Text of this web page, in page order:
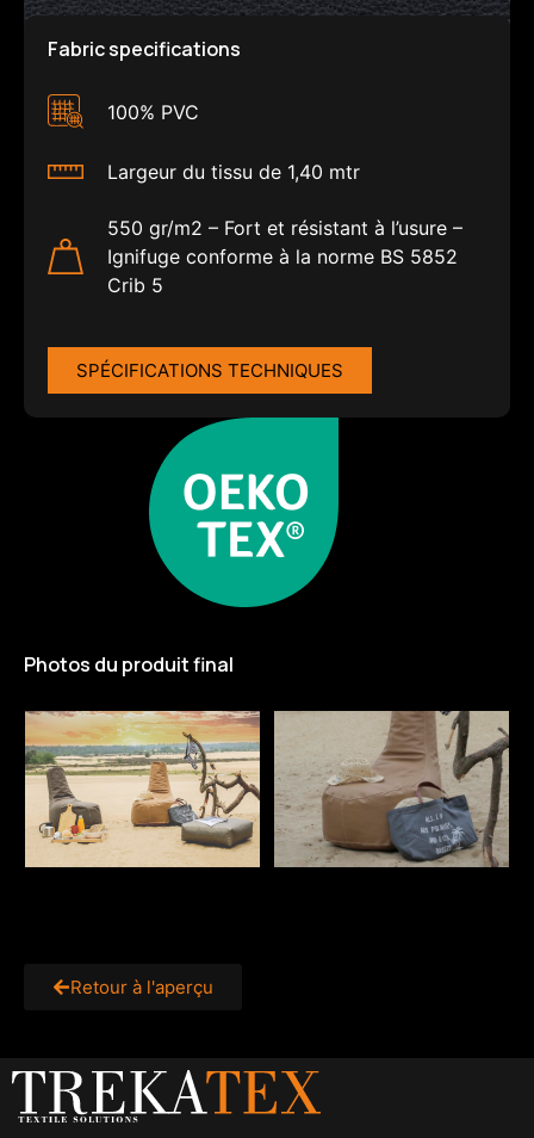
Old-Flame-Black
Fabric specifications
100% PVC
Largeur du tissu de 1,40 mtr
550 gr/m2 – Fort et résistant à l’usure –
Ignifuge conforme à la norme BS 5852
Crib 5
SPÉCIFICATIONS TECHNIQUES
Photos du produit final
Retour à l'aperçu